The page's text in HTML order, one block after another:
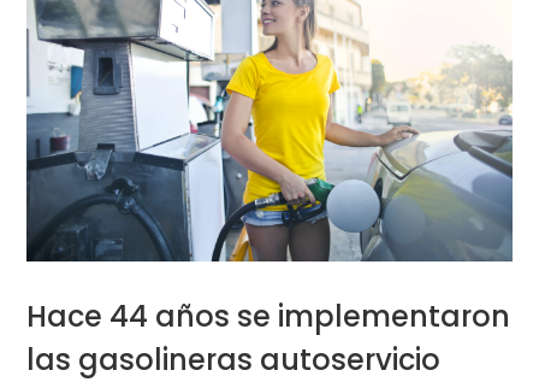
Hace 44 años se implementaron
las gasolineras autoservicio